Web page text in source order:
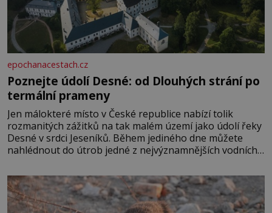
epochanacestach.cz
Poznejte údolí Desné: od Dlouhých strání po
termální prameny
Jen málokteré místo v České republice nabízí tolik
rozmanitých zážitků na tak malém území jako údolí řeky
Desné v srdci Jeseníků. Během jediného dne můžete
nahlédnout do útrob jedné z nejvýznamnějších vodních
se na koloběžce a den zakončit poznáváním památek ve
Velkých Losinách nebo v termálním